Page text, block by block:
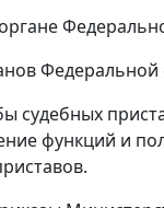
судебных
функций и